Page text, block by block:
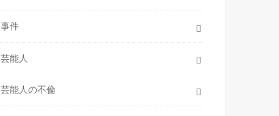
事件
芸能人
芸能人の不倫